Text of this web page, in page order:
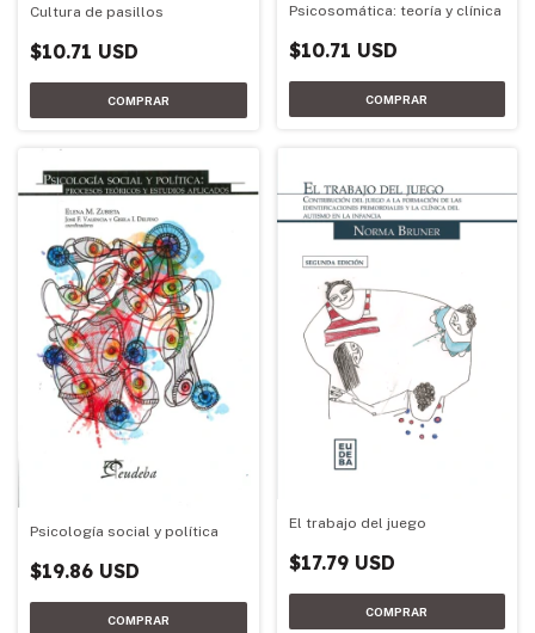
Cultura de pasillos
$10.71 USD
Psicosomática: teoría y clínica
$10.71 USD
Psicología social y política
$19.86 USD
El trabajo del juego
$17.79 USD